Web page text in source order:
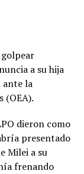
a su hija
ante la
(OEA).
dieron como
presentado
Milei a su
frenando